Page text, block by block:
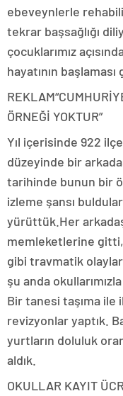
ebeveynlerle
tekrar başsağlığı
çocuklarımız
hayatının
REKLAM
ÖRNEĞİ YOKTUR”
Yıl içerisinde 922
düzeyinde bir
tarihinde bunun bir
izleme şansı
yürüttük.Her
memleketlerine
gibi travmatik
şu anda
Bir tanesi taşıma ile
revizyonlar yaptık.
yurtların doluluk
aldık.
OKULLAR KAYIT